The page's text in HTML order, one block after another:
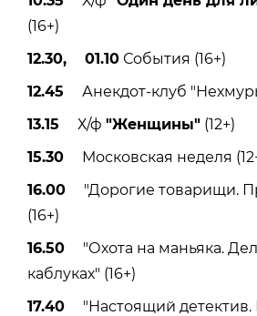
(16+)
12.30, 01.10 События (16+)
12.45 Анекдот-клуб
13.15 Х/ф "Женщины" (12+)
15.30 Московская неделя
16.00 "Дорогие товарищи.
(16+)
16.50 "Охота на маньяка.
каблуках" (16+)
17.40 "Настоящий детектив.